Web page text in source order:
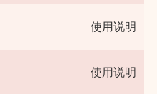
使用说明
使用说明